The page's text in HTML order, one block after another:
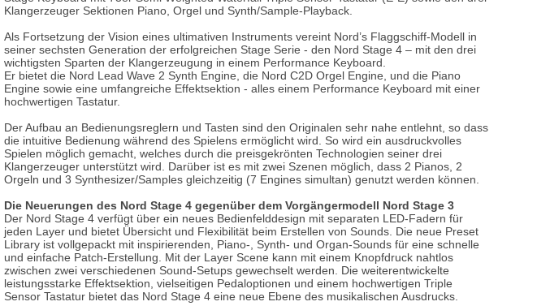
Piccoloflöte
Querflöten
Blechblasinstrumente
Mundstücke
Klangerzeuger Sektionen Piano, Orgel und Synth/Sample-Playback.
Als Fortsetzung der Vision eines ultimativen Instruments vereint Nord’s Flaggschiff-Modell in
seiner sechsten Generation der erfolgreichen Stage Serie - den Nord Stage 4 – mit den drei
wichtigsten Sparten der Klangerzeugung in einem Performance Keyboard.
Er bietet die Nord Lead Wave 2 Synth Engine, die Nord C2D Orgel Engine, und die Piano
Engine sowie eine umfangreiche Effektsektion - alles einem Performance Keyboard mit einer
hochwertigen Tastatur.
Der Aufbau an Bedienungsreglern und Tasten sind den Originalen sehr nahe entlehnt, so dass
die intuitive Bedienung während des Spielens ermöglicht wird. So wird ein ausdruckvolles
Spielen möglich gemacht, welches durch die preisgekrönten Technologien seiner drei
Klangerzeuger unterstützt wird. Darüber ist es mit zwei Szenen möglich, dass 2 Pianos, 2
Orgeln und 3 Synthesizer/Samples gleichzeitig (7 Engines simultan) genutzt werden können.
Die Neuerungen des Nord Stage 4 gegenüber dem Vorgängermodell Nord Stage 3
Der Nord Stage 4 verfügt über ein neues Bedienfelddesign mit separaten LED-Fadern für
jeden Layer und bietet Übersicht und Flexibilität beim Erstellen von Sounds. Die neue Preset
Library ist vollgepackt mit inspirierenden, Piano-, Synth- und Organ-Sounds für eine schnelle
und einfache Patch-Erstellung. Mit der Layer Scene kann mit einem Knopfdruck nahtlos
zwischen zwei verschiedenen Sound-Setups gewechselt werden. Die weiterentwickelte
leistungsstarke Effektsektion, vielseitigen Pedaloptionen und einem hochwertigen Triple
Sensor Tastatur bietet das Nord Stage 4 eine neue Ebene des musikalischen Ausdrucks.